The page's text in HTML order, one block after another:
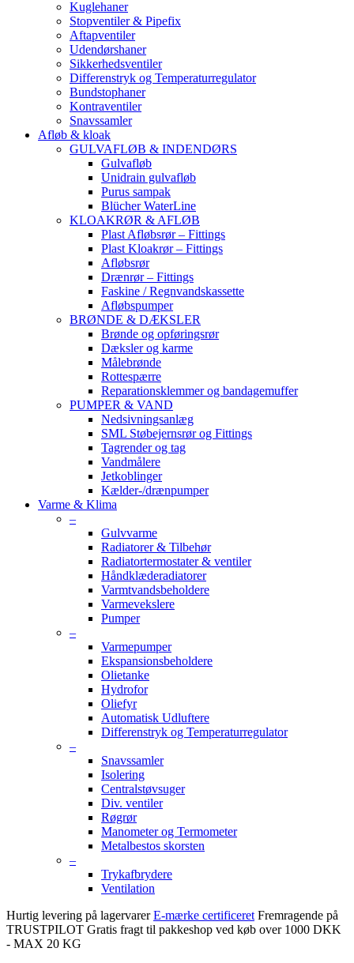
Kuglehaner
Stopventiler & Pipefix
Aftapventiler
Udendørshaner
Sikkerhedsventiler
Differenstryk og Temperaturregulator
Bundstophaner
Kontraventiler
Snavssamler
Afløb & kloak
GULVAFLØB & INDENDØRS
Gulvafløb
Unidrain gulvafløb
Purus sampak
Blücher WaterLine
KLOAKRØR & AFLØB
Plast Afløbsrør – Fittings
Plast Kloakrør – Fittings
Afløbsrør
Drænrør – Fittings
Faskine / Regnvandskassette
Afløbspumper
BRØNDE & DÆKSLER
Brønde og opføringsrør
Dæksler og karme
Målebrønde
Rottespærre
Reparationsklemmer og bandagemuffer
PUMPER & VAND
Nedsivningsanlæg
SML Støbejernsrør og Fittings
Tagrender og tag
Vandmålere
Jetkoblinger
Kælder-/drænpumper
Varme & Klima
–
Gulvvarme
Radiatorer & Tilbehør
Radiatortermostater & ventiler
Håndklæderadiatorer
Varmtvandsbeholdere
Varmevekslere
Pumper
–
Varmepumper
Ekspansionsbeholdere
Olietanke
Hydrofor
Oliefyr
Automatisk Udluftere
Differenstryk og Temperaturregulator
–
Snavssamler
Isolering
Centralstøvsuger
Div. ventiler
Røgrør
Manometer og Termometer
Metalbestos skorsten
–
Trykafbrydere
Ventilation
Hurtig levering på lagervarer E-mærke certificeret Fremragende på
TRUSTPILOT Gratis fragt til pakkeshop ved køb over 1000 DKK
- MAX 20 KG